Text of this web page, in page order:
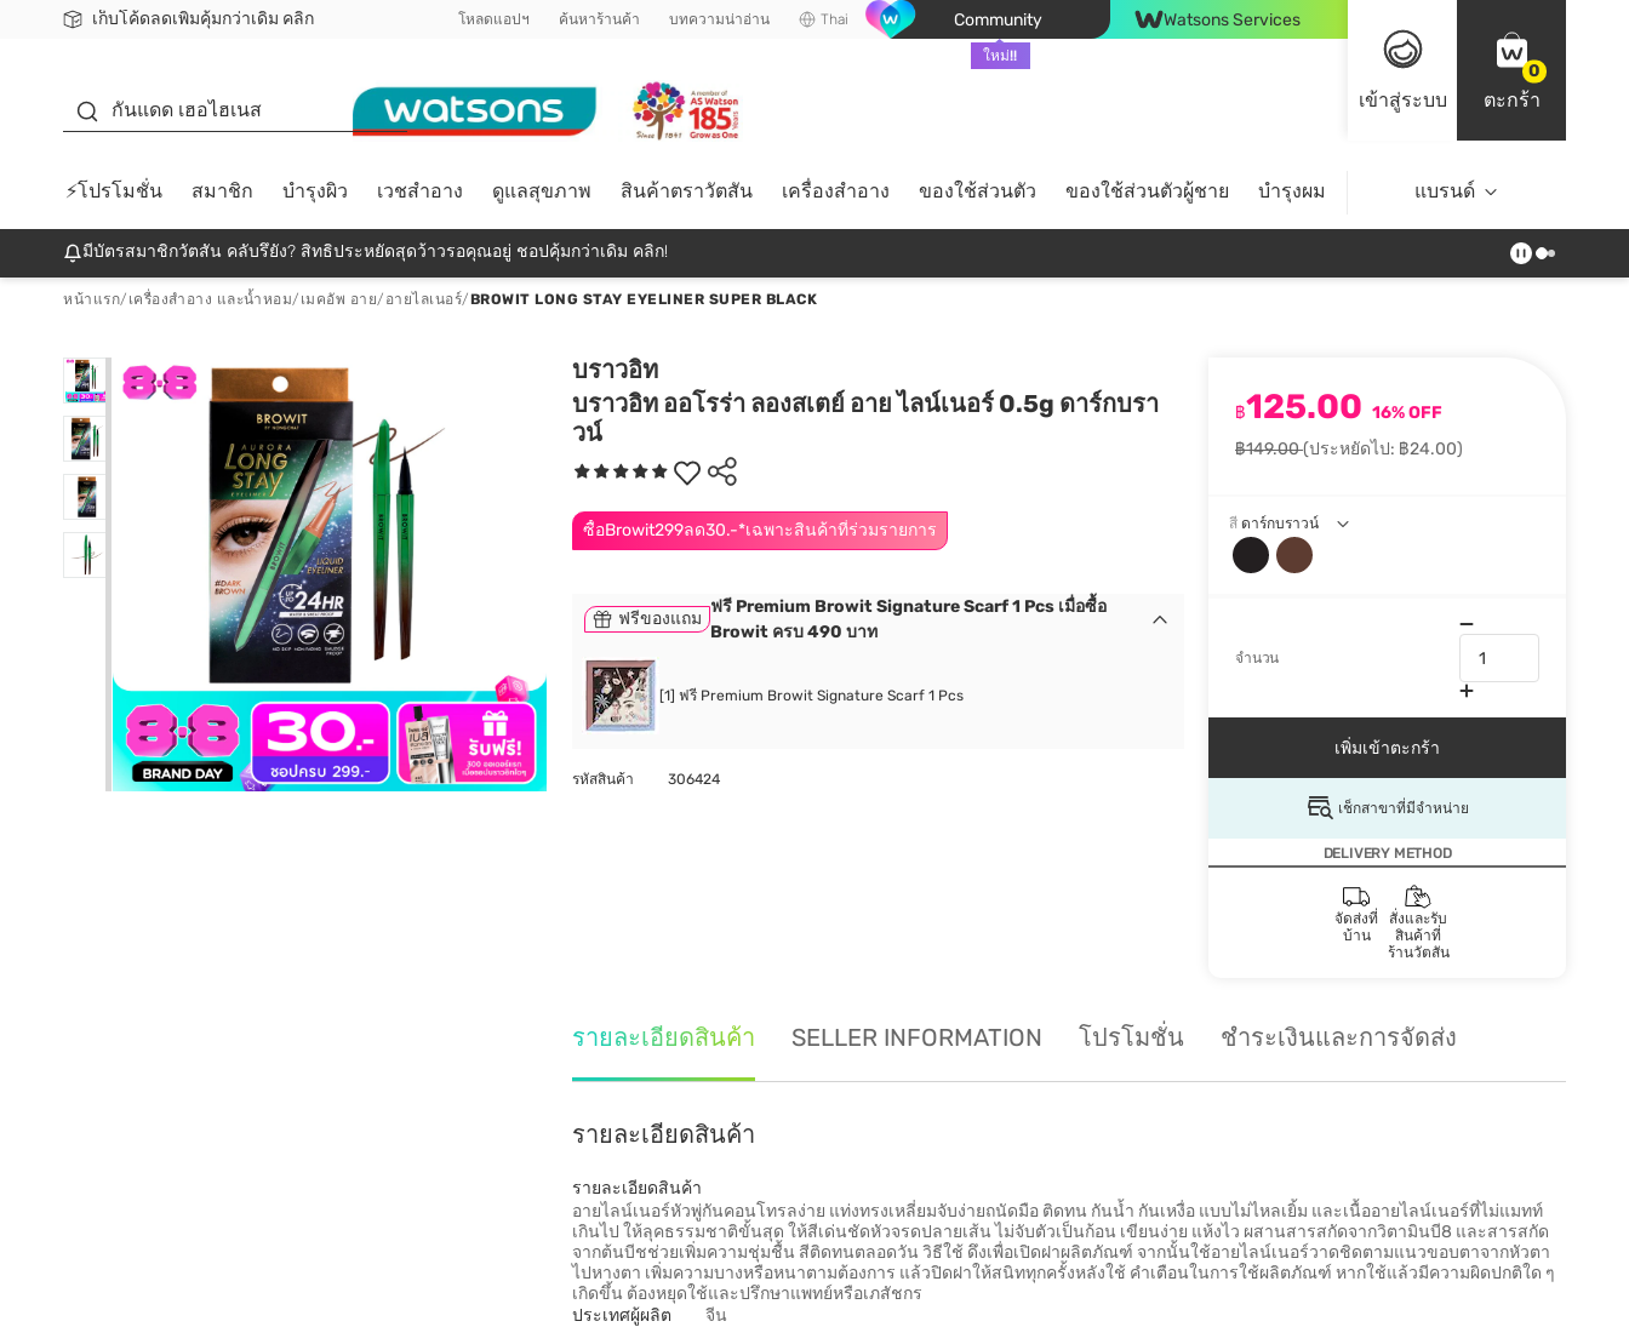
เก็บโค้ดลดเพิ่มคุ้มกว่าเดิม คลิก
ชอปออนไลน์ครั้งแรก ลดเพิ่มจุก ๆ 10%! 🎉
📦ส่งฟรี! เมื่อชอป 499฿
สมาชิกวัตสัน คลับดียังไง? โหลดแอปฯ ค้นหาร้านค้า บทความน่าอ่าน Thai Community
ใหม่!!
Watsons Services
เข้าสู่ระบบ
0
ตะกร้า
กันแดด เฮอไฮเนส
⚡โปรโมชั่น สมาชิก บำรุงผิว เวชสำอาง ดูแลสุขภาพ สินค้าตราวัตสัน เครื่องสำอาง ของใช้ส่วนตัว ของใช้ส่วนตัวผู้ชาย บำรุงผม ไลฟ์สไตล์ Top Brands
แบรนด์
มีบัตรสมาชิกวัตสัน คลับรึยัง? สิทธิประหยัดสุดว้าวรอคุณอยู่ ชอปคุ้มกว่าเดิม คลิก!
หน้าแรก/ เครื่องสำอาง และน้ำหอม/ เมคอัพ อาย/ อายไลเนอร์/BROWIT LONG STAY EYELINER SUPER BLACK
บราวอิท
บราวอิท ออโรร่า ลองสเตย์ อาย ไลน์เนอร์ 0.5g ดาร์กบรา
วน์
ซื้อBrowit299ลด30.-*เฉพาะสินค้าที่ร่วมรายการ
฿125.00 16% OFF
฿149.00(ประหยัดไป: ฿24.00)
สี ดาร์กบราวน์
จำนวน
เพิ่มเข้าตะกร้า
เช็กสาขาที่มีจำหน่าย
DELIVERY METHOD
จัดส่งที่
บ้าน
สั่งและรับ
สินค้าที่
ร้านวัตสัน
ฟรีของแถม
ฟรี Premium Browit Signature Scarf 1 Pcs เมื่อซื้อ
Browit ครบ 490 บาท
[1] ฟรี Premium Browit Signature Scarf 1 Pcs
รหัสสินค้า 306424
รายละเอียดสินค้า SELLER INFORMATION โปรโมชั่น ชำระเงินและการจัดส่ง
รายละเอียดสินค้า
รายละเอียดสินค้า
อายไลน์เนอร์หัวพู่กันคอนโทรลง่าย แท่งทรงเหลี่ยมจับง่ายถนัดมือ ติดทน กันน้ำ กันเหงื่อ แบบไม่ไหลเยิ้ม และเนื้ออายไลน์เนอร์ที่ไม่แมทท์
เกินไป ให้ลุคธรรมชาติขั้นสุด ให้สีเด่นชัดหัวจรดปลายเส้น ไม่จับตัวเป็นก้อน เขียนง่าย แห้งไว ผสานสารสกัดจากวิตามินบี8 และสารสกัด
จากต้นบีชช่วยเพิ่มความชุ่มชื้น สีติดทนตลอดวัน วิธีใช้ ดึงเพื่อเปิดฝาผลิตภัณฑ์ จากนั้นใช้อายไลน์เนอร์วาดชิดตามแนวขอบตาจากหัวตา
ไปหางตา เพิ่มความบางหรือหนาตามต้องการ แล้วปิดฝาให้สนิททุกครั้งหลังใช้ คำเตือนในการใช้ผลิตภัณฑ์ หากใช้แล้วมีความผิดปกติใด ๆ
เกิดขึ้น ต้องหยุดใช้และปรึกษาแพทย์หรือเภสัชกร
ประเทศผู้ผลิต
จีน